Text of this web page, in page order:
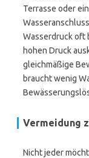
Terrasse oder
Wasserdruck oft
hohen Druck
gleichmäßige
braucht wenig
Vermeidung
Nicht jeder